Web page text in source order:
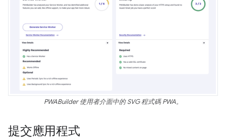
PWABuilder 使用者介面中的 SVG 程式碼 PWA。
提交應用程式